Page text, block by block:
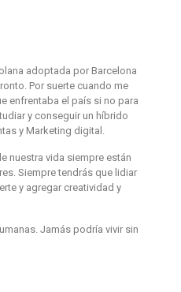
adoptada por Barcelona
Por suerte cuando me
enfrentaba el país si no para
y conseguir un híbrido
y Marketing digital.
nuestra vida siempre están
Siempre tendrás que lidiar
y agregar creatividad y
Jamás podría vivir sin